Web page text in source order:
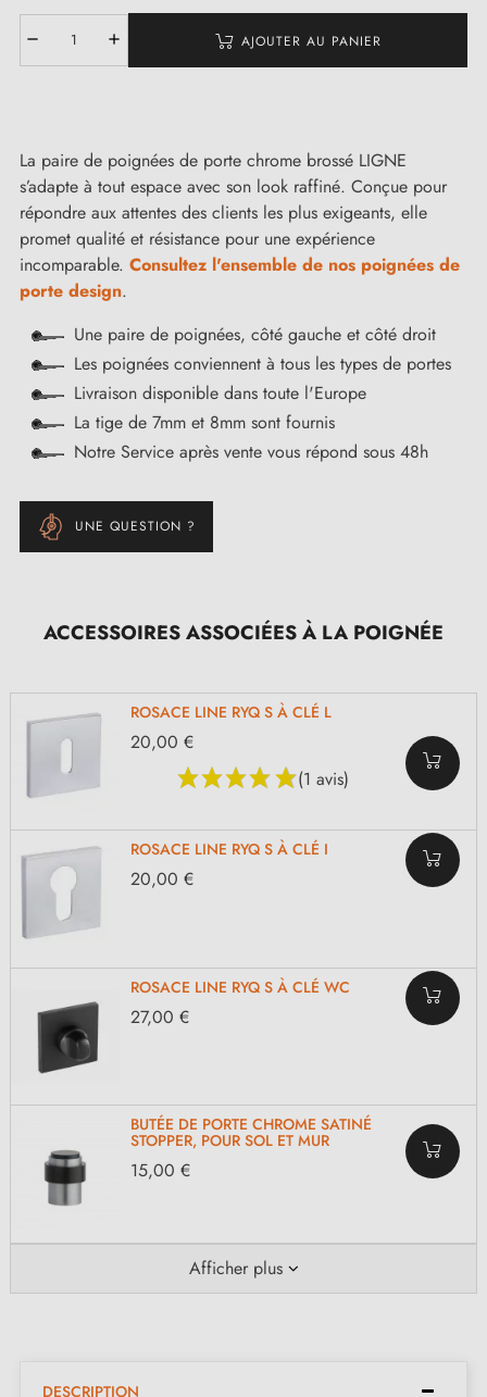
AJOUTER AU PANIER
La paire de poignées de porte chrome brossé LIGNE
s’adapte à tout espace avec son look raffiné. Conçue pour
répondre aux attentes des clients les plus exigeants, elle
promet qualité et résistance pour une expérience
incomparable. Consultez l'ensemble de nos poignées de
porte design.
Une paire de poignées, côté gauche et côté droit
Les poignées conviennent à tous les types de portes
Livraison disponible dans toute l'Europe
La tige de 7mm et 8mm sont fournis
Notre Service après vente vous répond sous 48h
UNE QUESTION ?
ACCESSOIRES ASSOCIÉES À LA POIGNÉE
ROSACE LINE RYQ S À CLÉ L
(1 avis)
20,00 €
ROSACE LINE RYQ S À CLÉ I
20,00 €
ROSACE LINE RYQ S À CLÉ WC
27,00 €
BUTÉE DE PORTE CHROME SATINÉ
STOPPER, POUR SOL ET MUR
15,00 €
Afficher plus
DESCRIPTION